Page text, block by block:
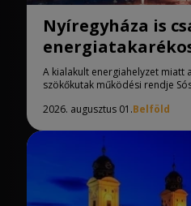
Nyíregyháza is
intézkedésekhez
A kialakult energiahelyzet miatt
szökőkutak működési rendje
2026. augusztus 01.Belföld